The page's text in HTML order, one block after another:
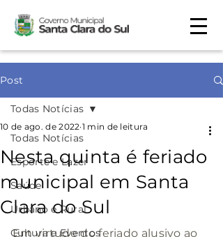
Post
Todas Notícias
Esporte e Lazer
Saúde
Urbano e Rural
Cultura e Eventos
Todas Notícias
Nesta quinta é feriado
municipal em Santa
Clara do Sul
10 de ago. de 2022 1 min de leitura
Em virtude do feriado alusivo ao